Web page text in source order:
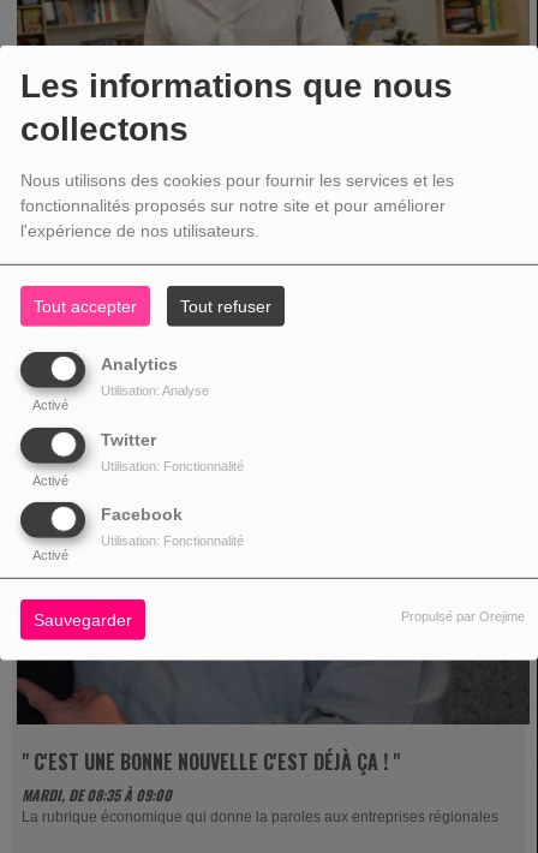
Les informations que nous
collectons
Nous utilisons des cookies pour fournir les services et les
fonctionnalités proposés sur notre site et pour améliorer
l'expérience de nos utilisateurs.
Tout accepter Tout refuser
Analytics
Activé
Utilisation: Analyse
Twitter
Activé
Utilisation: Fonctionnalité
Facebook
Activé
Utilisation: Fonctionnalité
Sauvegarder Propulsé par Orejime
LIVRES
LUNDI, DE 07:50 À 07:55
Un lundi sur deux, Maxime Janssens vous présente les livres de la semaine
" C'EST UNE BONNE NOUVELLE C'EST DÉJÀ ÇA ! "
MARDI, DE 08:35 À 09:00
La rubrique économique qui donne la paroles aux entreprises régionales